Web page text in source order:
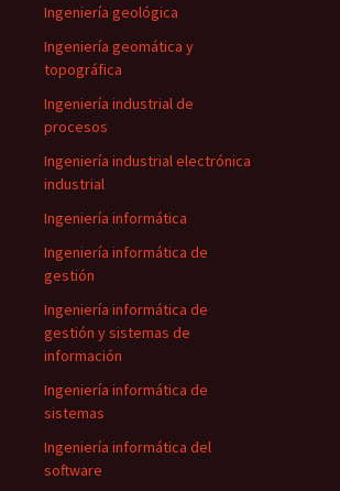
Ingeniería geológica
Ingeniería geomática y
topográfica
Ingeniería industrial de
procesos
Ingeniería industrial electrónica
industrial
Ingeniería informática
Ingeniería informática de
gestión
Ingeniería informática de
gestión y sistemas de
información
Ingeniería informática de
sistemas
Ingeniería informática del
software